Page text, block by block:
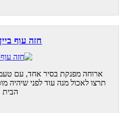
חזה עוף
ארוחה מפנקת בסיר אחד, עם
תרצו לאכול מנה עוד לפני שיהיה
הבית